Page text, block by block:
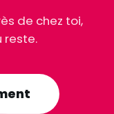
de chez toi,
reste.